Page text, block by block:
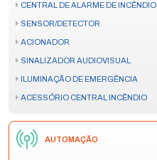
CENTRAL DE ALARME DE INCÊNDIO
SENSOR/DETECTOR
ACIONADOR
SINALIZADOR AUDIOVISUAL
ILUMINAÇÃO DE EMERGÊNCIA
ACESSÓRIO CENTRAL INCÊNDIO
AUTOMAÇÃO